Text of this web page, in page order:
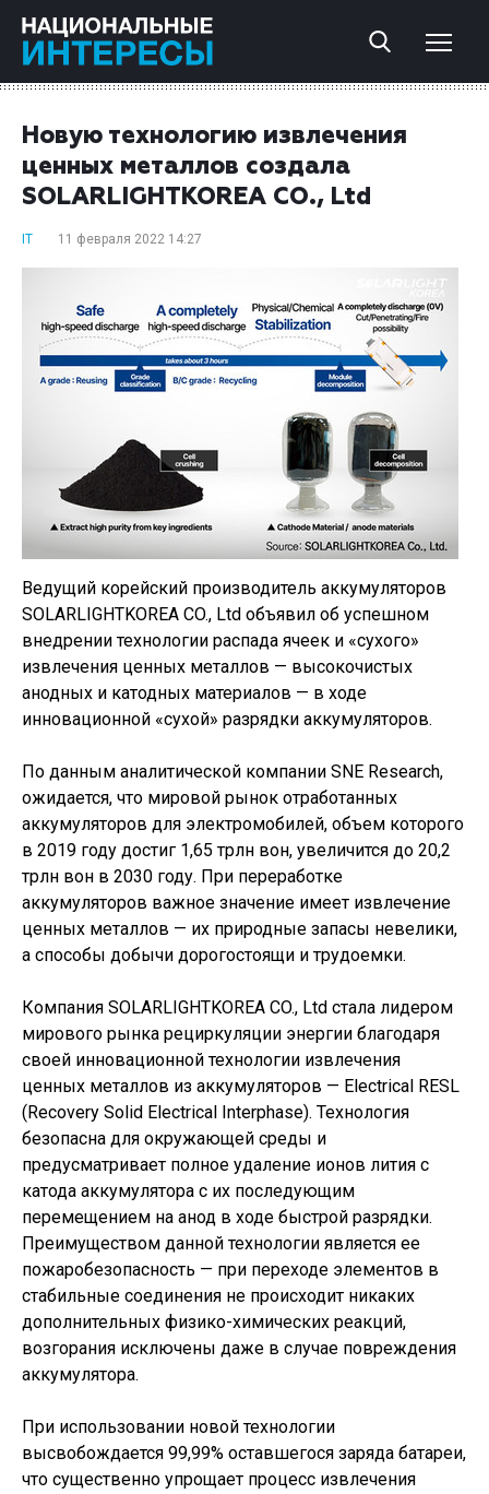
Новую технологию извлечения
ценных металлов создала
SOLARLIGHTKOREA CO., Ltd
IT 11 февраля 2022 14:27
Ведущий корейский производитель аккумуляторов
SOLARLIGHTKOREA CO., Ltd объявил об успешном
внедрении технологии распада ячеек и «сухого»
извлечения ценных металлов — высокочистых
анодных и катодных материалов — в ходе
инновационной «сухой» разрядки аккумуляторов.
По данным аналитической компании SNE Research,
ожидается, что мировой рынок отработанных
аккумуляторов для электромобилей, объем которого
в 2019 году достиг 1,65 трлн вон, увеличится до 20,2
трлн вон в 2030 году. При переработке
аккумуляторов важное значение имеет извлечение
ценных металлов — их природные запасы невелики,
а способы добычи дорогостоящи и трудоемки.
Компания SOLARLIGHTKOREA CO., Ltd стала лидером
мирового рынка рециркуляции энергии благодаря
своей инновационной технологии извлечения
ценных металлов из аккумуляторов — Electrical RESL
(Recovery Solid Electrical Interphase). Технология
безопасна для окружающей среды и
предусматривает полное удаление ионов лития с
катода аккумулятора с их последующим
перемещением на анод в ходе быстрой разрядки.
Преимуществом данной технологии является ее
пожаробезопасность — при переходе элементов в
стабильные соединения не происходит никаких
дополнительных физико-химических реакций,
возгорания исключены даже в случае повреждения
аккумулятора.
При использовании новой технологии
высвобождается 99,99% оставшегося заряда батареи,
что существенно упрощает процесс извлечения